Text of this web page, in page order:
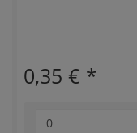
0,35 € *